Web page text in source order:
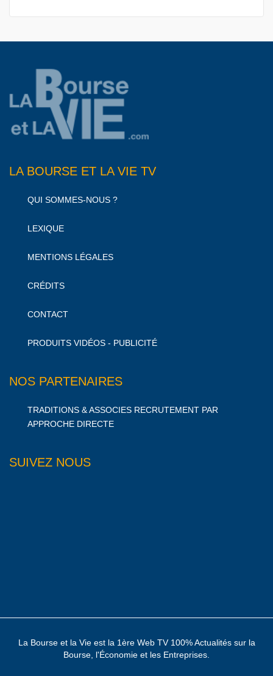
LA BOURSE ET LA VIE TV
QUI SOMMES-NOUS ?
LEXIQUE
MENTIONS LÉGALES
CRÉDITS
CONTACT
PRODUITS VIDÉOS - PUBLICITÉ
NOS PARTENAIRES
TRADITIONS & ASSOCIES RECRUTEMENT PAR
APPROCHE DIRECTE
SUIVEZ NOUS
La Bourse et la Vie est la 1ère Web TV 100% Actualités sur la
Bourse, l'Économie et les Entreprises.